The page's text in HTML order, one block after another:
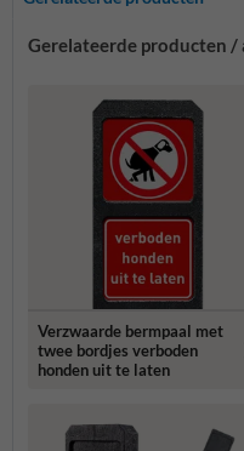
Gerelateerde producten
Verzwaarde bermpaal met
twee bordjes verboden
honden uit te laten